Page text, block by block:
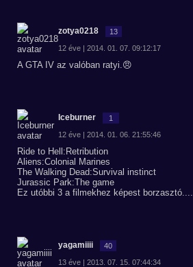
zotya0218 13
12 éve | 2014. 01. 07. 09:12:17
A GTA IV az valóban ratyi.😠
Iceburner 1
12 éve | 2014. 01. 06. 21:55:46
Ride to Hell:Retribution
Aliens:Colonial Marines
The Walking Dead:Survival instinct
Jurassic Park:The game
Ez utóbbi 3 a filmekhez képest borzasztó....
yagamiiii 40
13 éve | 2013. 07. 15. 07:44:34